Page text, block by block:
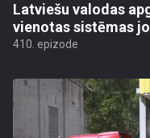
Latviešu valodas
vienotas sistēmas
410. epizode